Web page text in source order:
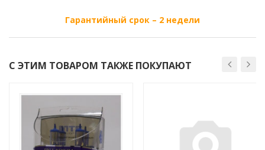
Гарантийный срок – 2 недели
С ЭТИМ ТОВАРОМ ТАКЖЕ ПОКУПАЮТ